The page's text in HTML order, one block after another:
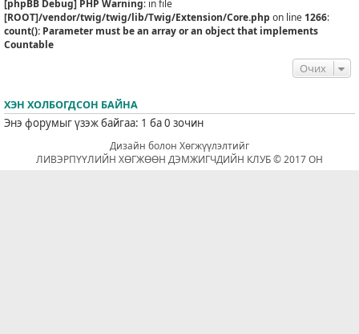
[phpBB Debug] PHP Warning: in file
[ROOT]/vendor/twig/twig/lib/Twig/Extension/Core.php on line 1266:
count(): Parameter must be an array or an object that implements
Countable
Очих
ХЭН ХОЛБОГДСОН БАЙНА
Энэ форумыг үзэж байгаа: 1 ба 0 зочин
Дизайн болон Хөгжүүлэлтийг
ЛИВЭРПҮҮЛИЙН ХӨГЖӨӨН ДЭМЖИГЧДИЙН КЛУБ © 2017 ОН